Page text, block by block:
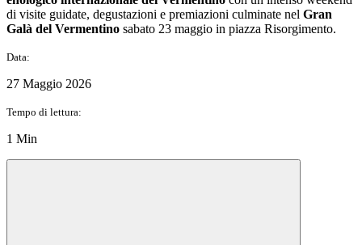
di visite guidate, degustazioni e premiazioni culminate nel Gran
Galà del Vermentino sabato 23 maggio in piazza Risorgimento.
Data:
27 Maggio 2026
Tempo di lettura:
1 Min